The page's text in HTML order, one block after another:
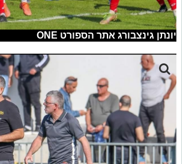
יונתן גינצבורג אתר הספורט ONE